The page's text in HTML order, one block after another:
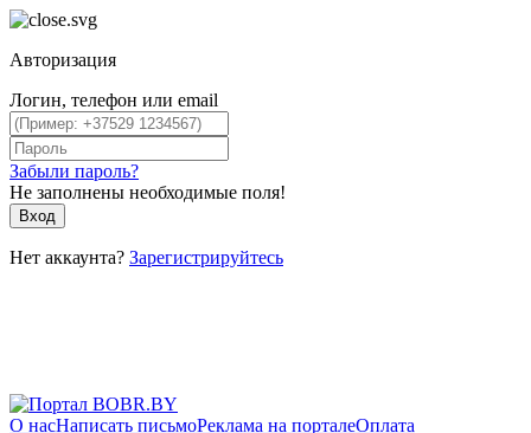
Авторизация
Логин, телефон или email
Забыли пароль?
Не заполнены необходимые поля!
Вход
Нет аккаунта? Зарегистрируйтесь
О насНаписать письмоРеклама на порталеОплата